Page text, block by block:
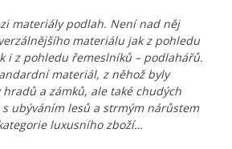
materiály podlah. Není nad něj
materiálu jak z pohledu
i z pohledu řemeslníků – podlahářů.
materiál, z něhož byly
a zámků, ale také chudých
ubýváním lesů a strmým nárůstem
luxusního zboží…